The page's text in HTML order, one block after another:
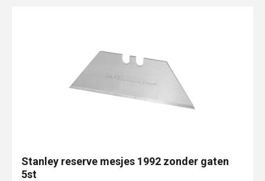
Stanley reserve mesjes 1992 zonder gaten
5st